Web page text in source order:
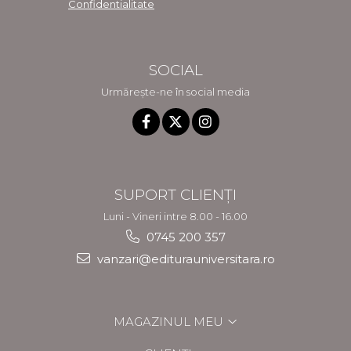
Confidentialitate
SOCIAL
Urmărește-ne în social media
SUPORT CLIENȚI
Luni - Vineri intre 8.00 - 16.00
0745 200 357
vanzari@editurauniversitara.ro
MAGAZINUL MEU